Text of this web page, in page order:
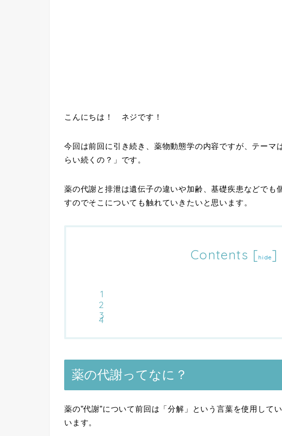
こんにちは！ ネジです！
今回は前回に引き続き、薬物動態学の内容ですが、テーマ
らい続くの？」です。
薬の代謝と排泄は遺伝子の違いや加齢、基礎疾患などでも
すのでそこについても触れていきたいと思います。
Contents [hide]
薬の代謝ってなに？
薬の”代謝”について前回は「分解」という言葉を使用して
います。